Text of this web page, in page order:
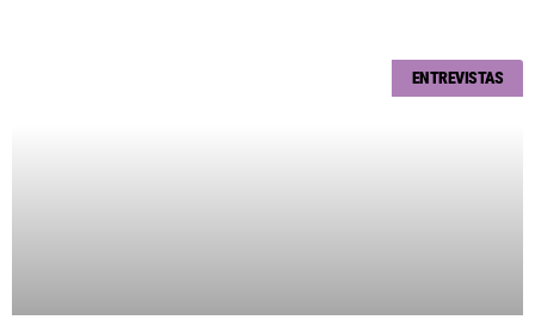
ENTREVISTAS